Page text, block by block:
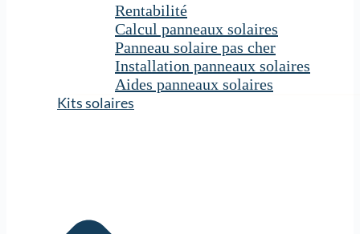
Rentabilité
Calcul panneaux solaires
Panneau solaire pas cher
Installation panneaux solaires
Aides panneaux solaires
Kits solaires